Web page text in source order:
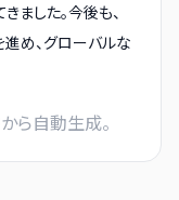
ました。今後も、
め、グローバルな
ら自動生成。